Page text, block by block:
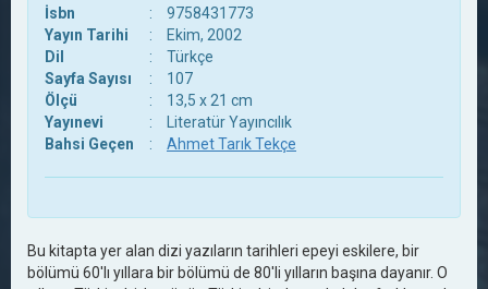
İsbn
:
9758431773
Yayın Tarihi
:
Ekim, 2002
Dil
:
Türkçe
Sayfa Sayısı
:
107
Ölçü
:
13,5 x 21 cm
Yayınevi
:
Literatür Yayıncılık
Bahsi Geçen
: Ahmet Tarık Tekçe
Bu kitapta yer alan dizi yazıların tarihleri epeyi eskilere, bir
bölümü 60'lı yıllara bir bölümü de 80'li yılların başına dayanır. O